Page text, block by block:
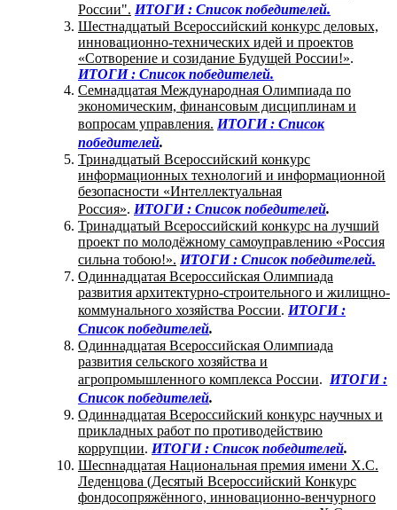
России". ИТОГИ : Список победителей.
Шестнадцатый Всероссийский конкурс деловых,
инновационно-технических идей и проектов
«Сотворение и созидание Будущей России!».
ИТОГИ : Список победителей.
Семнадцатая Международная Олимпиада по
экономическим, финансовым дисциплинам и
вопросам управления. ИТОГИ : Список
победителей.
Тринадцатый Всероссийский конкурс
информационных технологий и информационной
безопасности «Интеллектуальная
Россия». ИТОГИ : Список победителей.
Тринадцатый Всероссийский конкурс на лучший
проект по молодёжному самоуправлению «Россия
сильна тобою!». ИТОГИ : Список победителей.
Одиннадцатая Всероссийская Олимпиада
развития архитектурно-строительного и жилищно-
коммунального хозяйства России. ИТОГИ :
Список победителей.
Одиннадцатая Всероссийская Олимпиада
развития сельского хозяйства и
агропромышленного комплекса России. ИТОГИ :
Список победителей.
Одиннадцатая Всероссийский конкурс научных и
прикладных работ по противодействию
коррупции. ИТОГИ : Список победителей.
Шесnнадцатая Национальная премия имени Х.С.
Леденцова (Десятый Всероссийский Конкурс
фондосопряжённого, инновационно-венчурного